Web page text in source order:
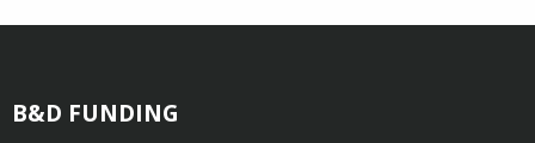
B&D FUNDING